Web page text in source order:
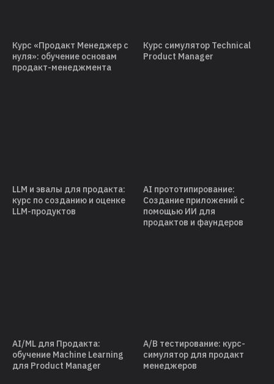
Курс «Продакт Менеджер с
нуля»: обучение основам
продакт-менеджмента
Курс симулятор Technical
Product Manager
LLM и эвалы для продакта:
курс по созданию и оценке
LLM-продуктов
AI прототипирование:
Создание приложений с
помощью ИИ для
продактов и фаундеров
AI/ML для Продакта:
обучение Machine Learning
для Product Manager
А/В тестирование: курс-
симулятор для продакт
менеджеров